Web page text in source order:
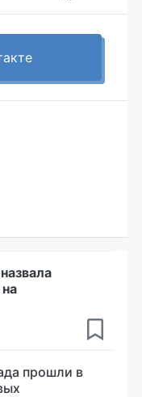
прошли в